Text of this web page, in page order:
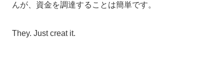
んが、資金を調達することは簡単です。
They. Just creat it.